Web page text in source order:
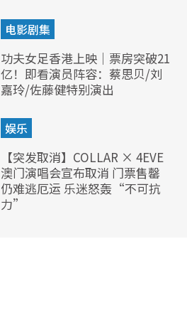
电影剧集
功夫女足香港上映｜票房突破21
亿！即看演员阵容：蔡思贝/刘
嘉玲/佐藤健特别演出
娱乐
【突发取消】COLLAR × 4EVE
澳门演唱会宣布取消 门票售罄
仍难逃厄运 乐迷怒轰“不可抗
力”